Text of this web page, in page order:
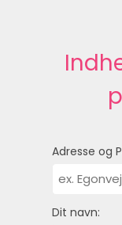
Adresse og
Dit navn: